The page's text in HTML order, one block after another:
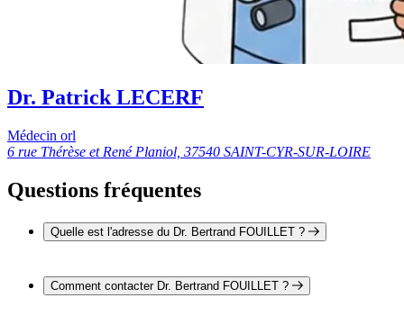
Dr. Patrick LECERF
Médecin orl
6 rue Thérèse et René Planiol, 37540 SAINT-CYR-SUR-LOIRE
Questions fréquentes
Quelle est l'adresse du Dr. Bertrand FOUILLET ?
René Planiol 37540 SAINT-CYR-SUR-LOIRE
Comment contacter Dr. Bertrand FOUILLET ?